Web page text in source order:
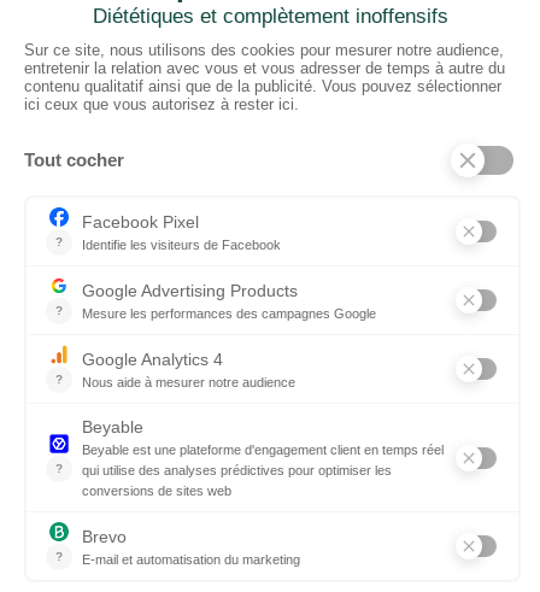
2 rue du Puits Dixme 604
94310 ORLY
01 41 73 12 40
Horaires :
Retrait Dépôt : 08h30-12h00; 13h30-17h30
PRODUITS
Tissus
Tissus scénique
Plafonds
Murs
ElKarton
Accessoires
AUTRES
Entrepôt Lyon
Réalisations
SUIVEZ-NOUS !
Linkedin
Instagram
Facebook